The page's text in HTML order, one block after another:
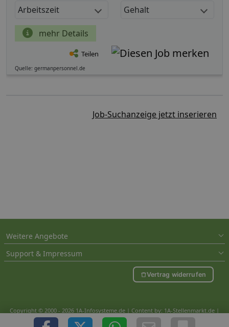
Arbeitszeit Gehalt
mehr Details
Teilen
Quelle: germanpersonnel.de
Job-Suchanzeige jetzt inserieren
Weitere Angebote
Support & Impressum
Vertrag widerrufen
Copyright © 2000 - 2026 1A-Infosysteme.de | Content by: 1A-Stellenmarkt.de |
08.08.2026| CFo: nur_Artikel|SEO_anpassung ( 1.057)